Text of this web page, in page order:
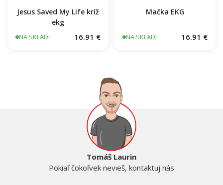
Jesus Saved My Life kríž
ekg
NA SKLADE 16.91 €
Mačka EKG
NA SKLADE 16.91 €
Tomáš Laurin
Pokiaľ čokoľvek nevieš, kontaktuj nás